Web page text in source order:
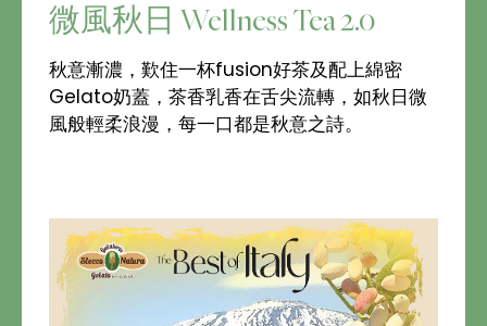
微風秋日 Wellness Tea 2.0
秋意漸濃，歎住一杯fusion好茶及配上綿密
Gelato奶蓋，茶香乳香在舌尖流轉，如秋日微
風般輕柔浪漫，每一口都是秋意之詩。